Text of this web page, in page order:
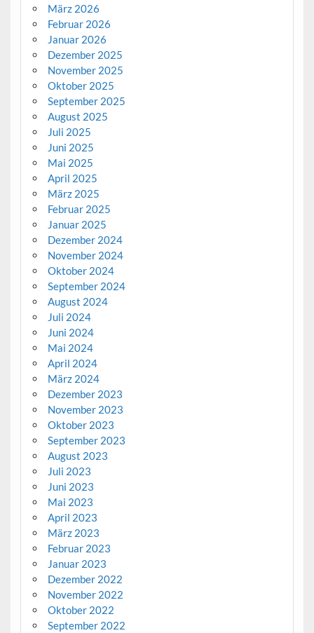
März 2026
Februar 2026
Januar 2026
Dezember 2025
November 2025
Oktober 2025
September 2025
August 2025
Juli 2025
Juni 2025
Mai 2025
April 2025
März 2025
Februar 2025
Januar 2025
Dezember 2024
November 2024
Oktober 2024
September 2024
August 2024
Juli 2024
Juni 2024
Mai 2024
April 2024
März 2024
Dezember 2023
November 2023
Oktober 2023
September 2023
August 2023
Juli 2023
Juni 2023
Mai 2023
April 2023
März 2023
Februar 2023
Januar 2023
Dezember 2022
November 2022
Oktober 2022
September 2022